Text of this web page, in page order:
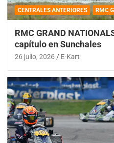
CENTRALES ANTERIORES RMC
RMC GRAND
capítulo en Sunchales
26 julio, 2026 E-Kart